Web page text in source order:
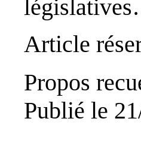
Article
Propos
Publié le